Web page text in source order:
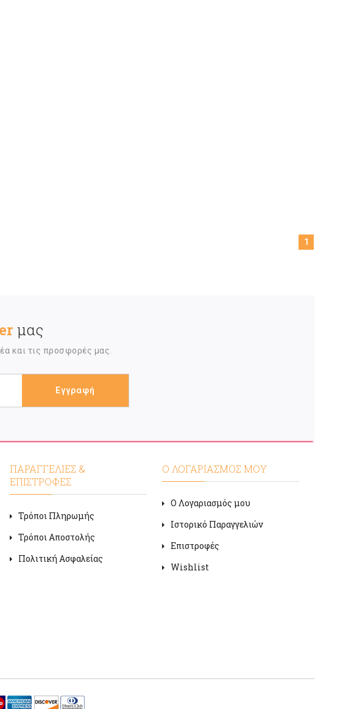
1
μας
και τις προσφορές μας.
ΠΑΡΑΓΓΕΛΙΕΣ &
ΕΠΙΣΤΡΟΦΕΣ
Τρόποι Πληρωμής
Τρόποι Αποστολής
Πολιτική Ασφαλείας
Ο ΛΟΓΑΡΙΑΣΜΟΣ ΜΟΥ
Ο Λογαριασμός μου
Ιστορικό Παραγγελιών
Επιστροφές
Wishlist